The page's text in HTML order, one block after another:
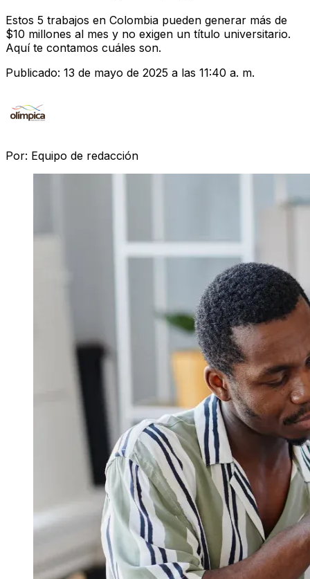
Estos 5 trabajos en Colombia pueden generar más de
$10 millones al mes y no exigen un título universitario.
Aquí te contamos cuáles son.
Publicado: 13 de mayo de 2025 a las 11:40 a. m.
Por: Equipo de redacción